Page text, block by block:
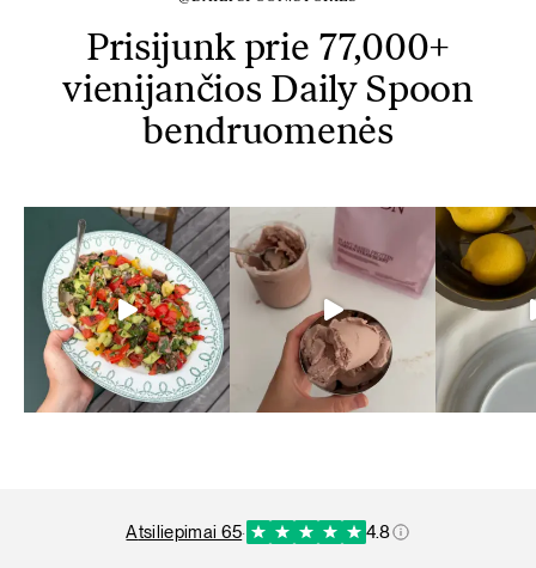
Prisijunk prie 77,000+
vienijančios Daily Spoon
bendruomenės
atsiliepimai 65· 4.8